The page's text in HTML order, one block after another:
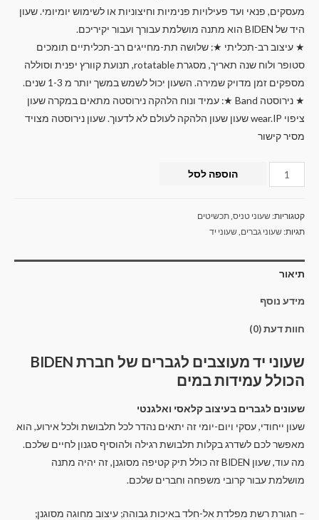
מעסקים, פנאי ועד פעילויות פנימיות וחיצוניות או לשימוש יומיומי. שעון
היד של BIDEN הוא מתנה מושלמת עבורך ועבור יקיריכם.
★ עיצוב רב-תכליתי ★: שלושה תת-מחייגים רב-תכליתיים תומכים
סטופר ולוח שנה תאריך, מסגרת rotatable, תנועת קוורץ יפנית וסוללה
מספקים זמן מדויק שמירה. השעון יכול לשמש במשך יותר מ 1-3 שנים.
★ נירוסטה Band ★: עמיד ונוח הלהקה נירוסטה מתאים במקרה שעון
ציפוי wear.IP שעון שעון הלהקה לעולם לא לדעוך. שעון נירוסטה מצויד
מסיר קישור
הוספה לסל
קטגוריות: שעוני טניס תכשיטים
תגיות: שעוני גברים שעוני יד
תיאור
מידע נוסף
חוות דעת (0)
שעוני יד מעוצבים לגברים של חברת BIDEN
הכולל עמידות במים
שעונים לגברים בעיצוב קלאסי ואלגנטי
שעון ייחודי, עסקי ויום-יומי זה יתאים נהדר לכל תלבושת ולכל אירוע, הוא
מאפשר לכם לשדרג בקלות תלבושת רגילה ולהוסיף סגנון לחיים שלכם.
מה עוד, שעון BIDEN זה כולל תיק קטיפה מסוגנן, זה יהיה מתנה
מושלמת עבור קרובי משפחה וחברים שלכם.
– חגורת רשת מפלדת אל-חלד באיכות גבוהה; עיצוב מחוגה מסוגנן;